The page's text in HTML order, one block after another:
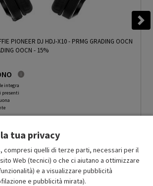
PIONEER DJ HDJ-X10 - PRMG GRADING OOCN
OOCN - 15%
integra
presenti
Prezzo ridotto da
314.49a-30%
220.14
Aggiungi al carrello
tua privacy
compresi quelli di terze parti, necessari per il
Web (tecnici) o che ci aiutano a ottimizzare
e a visualizzare pubblicità
e pubblicità mirata).